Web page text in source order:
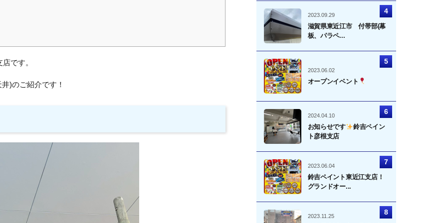
です。
)のご紹介です！
2023.09.29
滋賀県東近江市 付帯部(幕
板、パラペ...
2023.06.02
オープンイベント
2024.04.10
お知らせです
鈴吉ペイン
ト彦根支店
2023.06.04
鈴吉ペイント東近江支店！
グランドオー...
2023.11.25